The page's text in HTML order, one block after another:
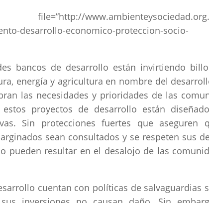
desarrollo-economico-proteccion-socio-
bancos de desarrollo están invirtiendo
energía y agricultura en nombre del
las necesidades y prioridades de las
proyectos de desarrollo están
Sin protecciones fuertes que aseguren
sean consultados y se respeten sus
pueden resultar en el desalojo de las
cuentan con políticas de salvaguardias